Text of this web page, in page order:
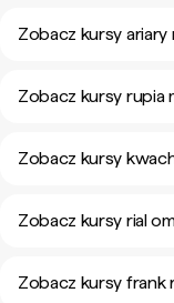
Zobacz kursy ariary
Zobacz kursy rupia
Zobacz kursy
Zobacz kursy rial
Zobacz kursy frank